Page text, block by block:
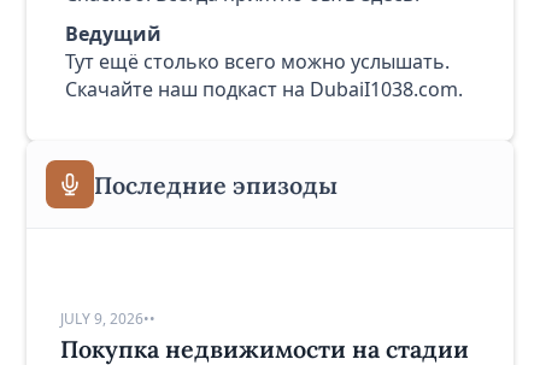
Ведущий
Тут ещё столько всего можно услышать.
Скачайте наш подкаст на DubaiI1038.com.
Последние эпизоды
JULY 9, 2026••
Покупка недвижимости на стадии